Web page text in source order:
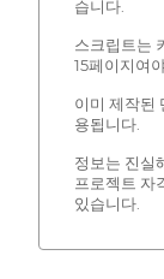
습니다.
스크립트는
15페이지여
이미 제작된
용됩니다.
정보는 진실
프로젝트 자
있습니다.